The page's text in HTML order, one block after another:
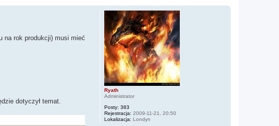
Ryath
Administrator
Posty: 383
Rejestracja: 2009-11-21, 20:50
Lokalizacja: Londyn
na rok produkcji) musi mieć
dotyczył temat.